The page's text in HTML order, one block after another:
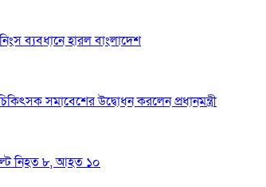
ব্যবধানে হারল বাংলাদেশ
চিকিৎসক সমাবেশের উদ্বোধন করলেন প্রধানমন্ত্রী
নিহত ৮, আহত ১০